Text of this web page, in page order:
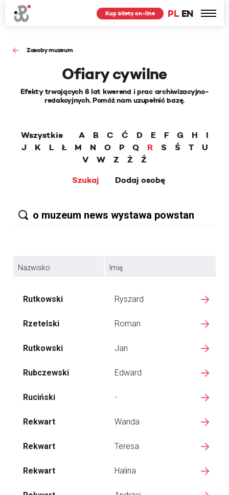
PL EN
Kup bilety on-line
Zasoby muzeum
Ofiary cywilne
Efekty trwających 8 lat kwerend i prac archiwizacyjno-
redakcyjnych. Pomóż nam uzupełnić bazę.
Wszystkie A B C Ć D E F G H
I
J
K L Ł M N O P Q R S Ś T
U
V
W Z Ż
Ź
Szukaj
Dodaj osobę
Nazwisko Imię
Rutkowski Ryszard
Rzetelski Roman
Rutkowski Jan
Rubczewski Edward
Ruciński -
Rekwart Wanda
Rekwart Teresa
Rekwart Halina